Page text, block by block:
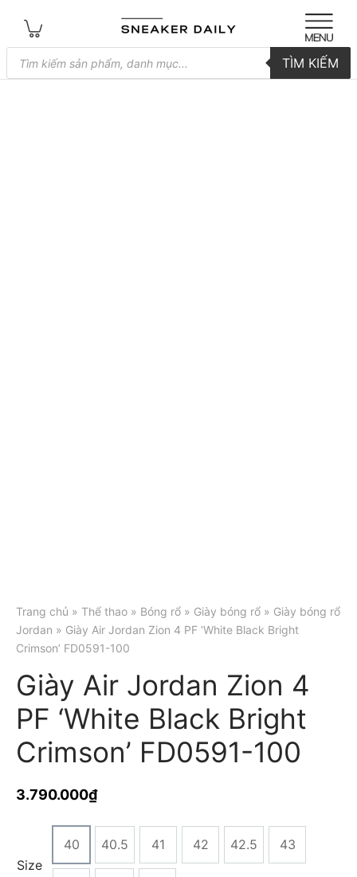
Tìm
kiếm
sản
TÌM KIẾM
Trang chủ » Thể thao » Bóng rổ » Giày bóng rổ » Giày bóng rổ
Jordan » Giày Air Jordan Zion 4 PF ‘White Black Bright
Crimson’ FD0591-100
Giày Air Jordan Zion 4
PF ‘White Black Bright
Crimson’ FD0591-100
3.790.000₫
Size
40 40.5 41 42 42.5 43